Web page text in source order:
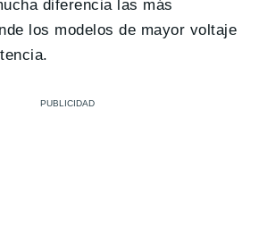
diferencia las más
los modelos de mayor voltaje